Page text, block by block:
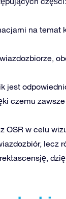
na temat
jest
czemu
OSR w celu
lecz